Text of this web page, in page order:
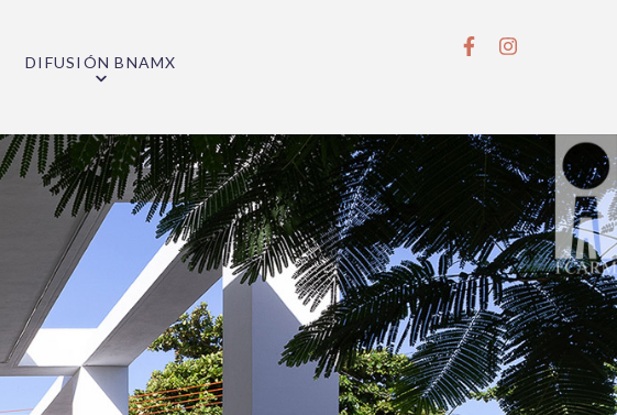
DIFUSIÓN BNAMX